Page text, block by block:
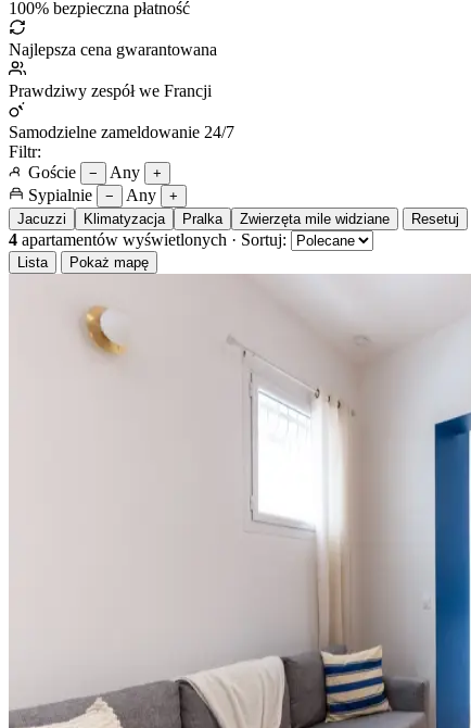
100% bezpieczna płatność
Najlepsza cena gwarantowana
Prawdziwy zespół we Francji
Samodzielne zameldowanie 24/7
Filtr:
Goście
− Any +
Sypialnie − Any
+
Jacuzzi
Klimatyzacja Pralka Zwierzęta mile widziane Resetuj
4 apartamentów wyświetlonych · Sortuj:
Lista Pokaż mapę